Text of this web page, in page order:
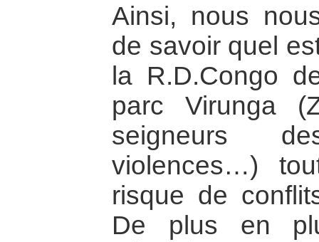
Ainsi, nous
de savoir quel
la R.D.Congo
parc Virunga
seigneurs
violences…)
risque de
De plus en